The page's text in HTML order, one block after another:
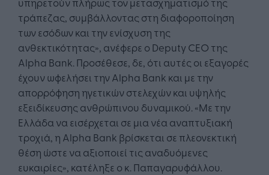
τράπεζας, συμβάλλοντας στη διαφοροποίηση
των εσόδων και την ενίσχυση της
ανθεκτικότητας», ανέφερε ο Deputy CEO της
Alpha Bank. Προσέθεσε, δε, ότι αυτές οι εξαγορές
έχουν ωφελήσει την Alpha Bank και με την
απορρόφηση ηγετικών στελεχών και υψηλής
εξειδίκευσης ανθρώπινου δυναμικού. «Με την
Ελλάδα να εισέρχεται σε μια νέα αναπτυξιακή
τροχιά, η Alpha Bank βρίσκεται σε πλεονεκτική
θέση ώστε να αξιοποιεί τις αναδυόμενες
ευκαιρίες», κατέληξε ο κ. Παπαγαρυφάλλου.